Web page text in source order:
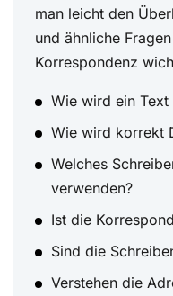
man leicht den
und ähnliche
Korrespondenz
Wie wird ein Text
Wie wird korrekt
Welches
verwenden?
Ist die
Sind die
Verstehen die